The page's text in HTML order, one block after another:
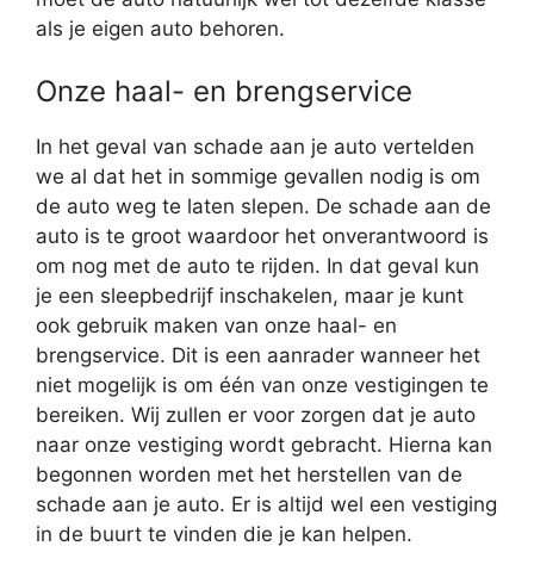
als je eigen auto behoren.
Onze haal- en brengservice
In het geval van schade aan je auto vertelden
we al dat het in sommige gevallen nodig is om
de auto weg te laten slepen. De schade aan de
auto is te groot waardoor het onverantwoord is
om nog met de auto te rijden. In dat geval kun
je een sleepbedrijf inschakelen, maar je kunt
ook gebruik maken van onze haal- en
brengservice. Dit is een aanrader wanneer het
niet mogelijk is om één van onze vestigingen te
bereiken. Wij zullen er voor zorgen dat je auto
naar onze vestiging wordt gebracht. Hierna kan
begonnen worden met het herstellen van de
schade aan je auto. Er is altijd wel een vestiging
in de buurt te vinden die je kan helpen.